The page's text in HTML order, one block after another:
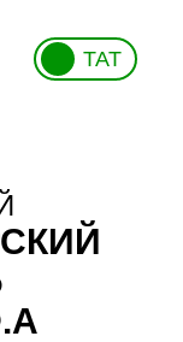
ТАТ